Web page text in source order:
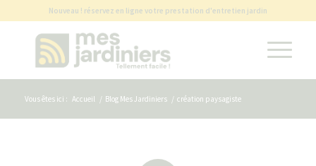
Nouveau ! réservez en ligne votre prestation d'entretien jardin
Vous êtes ici : Accueil / Blog Mes Jardiniers / création paysagiste